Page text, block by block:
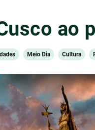
ao
Meio Dia Cultura